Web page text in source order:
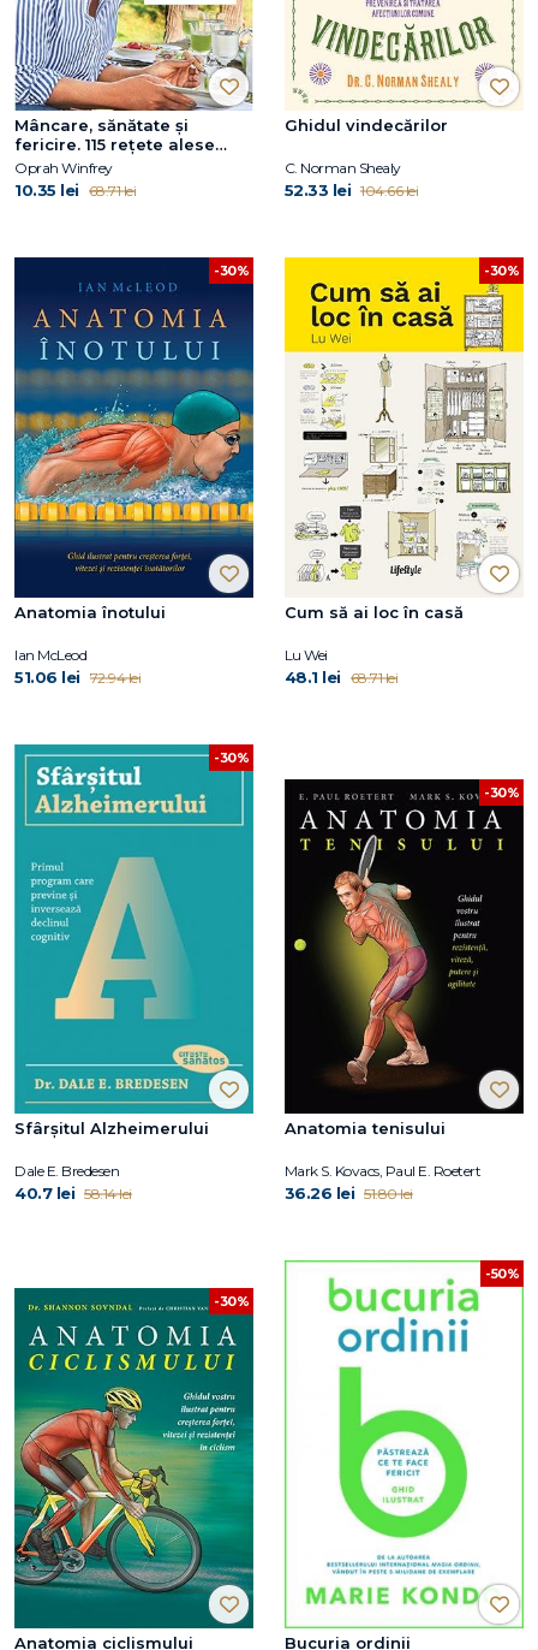
Mâncare, sănătate și
fericire. 115 rețete alese
pentru mese delicioase și o
viață mai bună
Oprah Winfrey
10.35 lei 68.71 lei
Ghidul vindecărilor
C. Norman Shealy
52.33 lei 104.66 lei
-30%
Anatomia înotului
Ian McLeod
51.06 lei 72.94 lei
-30%
Cum să ai loc în casă
Lu Wei
48.1 lei 68.71 lei
-30%
Sfârșitul Alzheimerului
Dale E. Bredesen
40.7 lei 58.14 lei
-30%
Anatomia tenisului
Mark S. Kovacs, Paul E. Roetert
36.26 lei 51.80 lei
-30%
Anatomia ciclismului
-50%
Bucuria ordinii